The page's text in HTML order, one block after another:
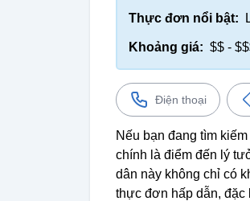
Thực đơn nổi bật:
Khoảng giá: $$ -
Điện thoại
Nếu bạn đang tìm
chính là điểm đến lý
dân này không chỉ có
thực đơn hấp dẫn, đặc